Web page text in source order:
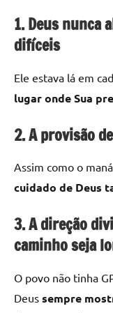
1. Deus nunca
difíceis
Ele estava lá em
lugar onde Sua
2. A provisão
Assim como o
cuidado de Deus
3. A direção
caminho seja
O povo não tinha
Deus sempre